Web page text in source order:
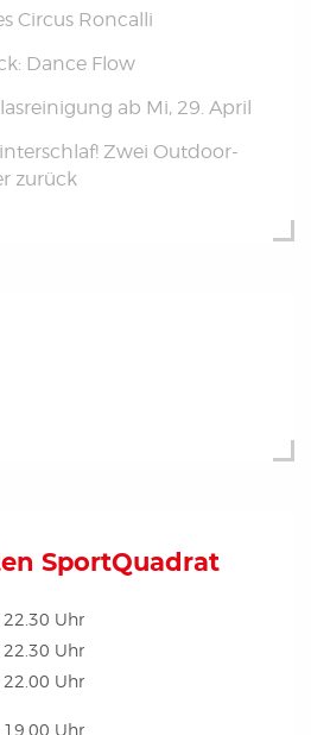
Circus Roncalli
Dance Flow
ab Mi, 29. April
Zwei Outdoor-
zurück
SportQuadrat
22.30 Uhr
22.30 Uhr
22.00 Uhr
19.00 Uhr